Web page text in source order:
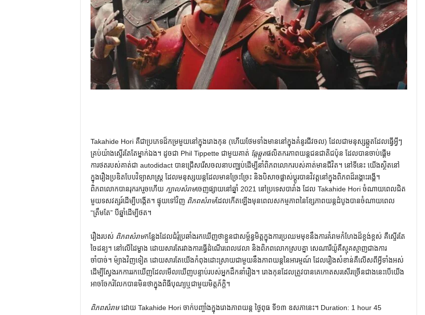
Takahide Hori គឺជាប្រភេទដ៏កម្រមួយនៅក្នុងរោងកុន (ហើយថែមទាំងមាននៅក្នុងគំនូរជីវចល) ដែលជាមនុស្សឆ្កួតដែលធ្វើអ្វីៗ
គ្រប់យ៉ាងស្ទើរតែតែម្នាក់ឯង។ ដូចជា Phil Tippette ជាមួយគាត់ ឆ្កែឆ្កួតផលិតករភាពយន្តជនជាតិជប៉ុន ដែលបានចាប់ផ្តើម
ការថតរបស់គាត់ជា autodidact បានជ្រើសរើសចលនាបញ្ឈប់ដើម្បីនាំពិភពលោករបស់គាត់មានជីវិត។ នៅទីនេះ យើងស្ថិតនៅ
ក្នុងរឿងប្រឌិតបែបវិទ្យាសាស្ត្រ ដែលមនុស្សយន្តដែលមានច្រែះច្រែះ និងបិសាចផ្លាស់ប្តូរបានវិវត្តនៅក្នុងពិភពដ៏រង្គោះរង្គើ។
ពិភពលោកបានរុករករួចហើយ ក្បាលសំរាមចេញផ្សាយនៅឆ្នាំ 2021 នៅប្រទេសបារាំង ដែល Takahide Hori ចំណាយពេលជិត
មួយទសវត្សរ៍ដើម្បីបង្កើត។ ផ្ទុយទៅវិញ ពិភពសំរាមដែលកើតឡើងមុនពេលសកម្មភាពនៃខ្សែភាពយន្តដំបូងបានចំណាយពេល
“ត្រឹមតែ” បីឆ្នាំដើម្បីថត។
រឿងរបស់ ពិភពសំរាមកន្លែងដែលជំរុំប្រឆាំងរកឃើញថាខ្លួនជាសម្ព័ន្ធមិត្តក្នុងការប្រឈមមុខនឹងការគំរាមកំហែងដ៏ខ្ពង់ខ្ពស់ គឺស្ទើរតែ
ចៃដន្យ។ នៅលើដៃម្ខាង ដោយសារតែរវាងការធ្វើដំណើរពេលវេលា និងពិភពលោកស្របគ្នា សេណារីយ៉ូគឺស្មុគស្មាញជាងការ
ចាំបាច់។ ម៉្យាងវិញទៀត ដោយសារតែយើងកំពុងដោះស្រាយជាមួយនឹងភាពយន្ដនៃអារម្មណ៍ ដែលរឿងសំខាន់គឺលើសពីអ្វីទាំងអស់
ដើម្បីស្វែងរកការរកឃើញដែលមើលឃើញបន្ទាប់របស់អ្នកដឹកនាំរឿង។ រោងកុន​ដែល​ត្រូវ​បាន​គេ​កោតសរសើរ​ច្រើន​ជាង​នេះ​បើ​យើង​
អាច​ចែក​រំលែក​បាន​មិន​ថា​ក្នុង​ពិធី​បុណ្យ​ឬ​ជាមួយ​មិត្តភ័ក្ដិ​។
ពិភពសំរាមដោយ Takahide Hori ចាក់បញ្ចាំងក្នុងរោងភាពយន្ត ថ្ងៃពុធ ទី១៣ ឧសភានេះ។ Duration: 1 hour 45